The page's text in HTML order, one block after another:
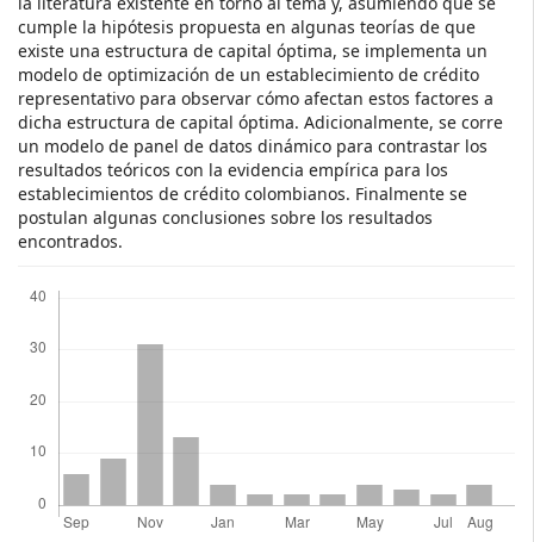
cumple la hipótesis propuesta en algunas teorías de que
existe una estructura de capital óptima, se implementa un
modelo de optimización de un establecimiento de crédito
representativo para observar cómo afectan estos factores a
dicha estructura de capital óptima. Adicionalmente, se corre
un modelo de panel de datos dinámico para contrastar los
resultados teóricos con la evidencia empírica para los
establecimientos de crédito colombianos. Finalmente se
postulan algunas conclusiones sobre los resultados
encontrados.